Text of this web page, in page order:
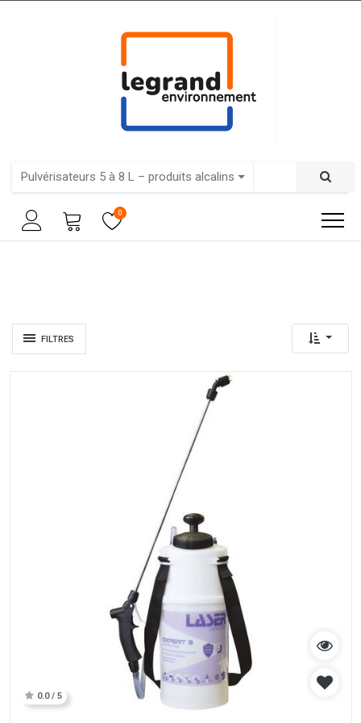
Pulvérisateurs 5 à 8 L – produits alcalins
0
FILTRES
0.0 / 5